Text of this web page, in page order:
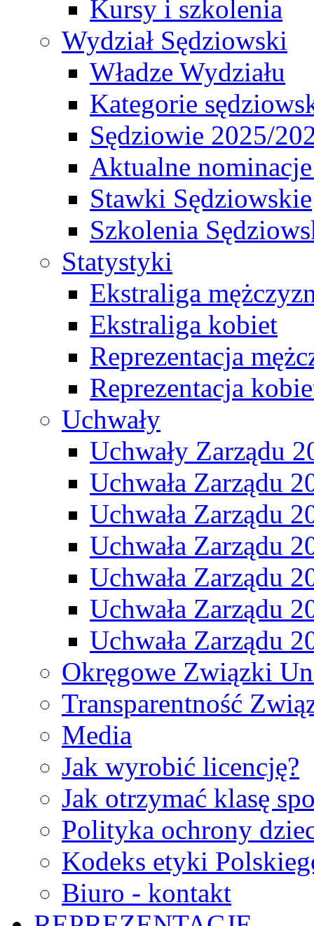
Kursy i szkolenia
Wydział Sędziowski
Władze Wydziału
Kategorie
Sędziowie 2025/
Aktualne
Stawki Sędziowskie
Szkolenia
Statystyki
Ekstraliga
Ekstraliga kobiet
Reprezentacja
Reprezentacja
Uchwały
Uchwały Zarządu
Uchwała Zarządu
Uchwała Zarządu
Uchwała Zarządu
Uchwała Zarządu
Uchwała Zarządu
Uchwała Zarządu
Okręgowe Związki
Transparentność
Media
Jak wyrobić licencję?
Jak otrzymać klasę
Polityka ochrony
Kodeks etyki
Biuro - kontakt